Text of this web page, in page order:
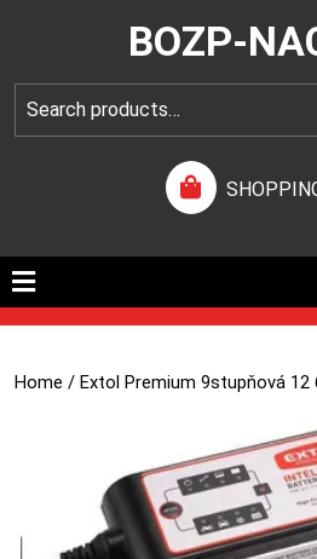
BOZP-
Home / Extol Premium 9stupňová 12